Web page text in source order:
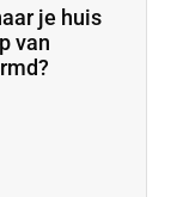
je huis
van